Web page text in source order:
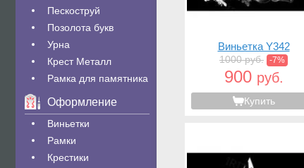
Пескоструй
Позолота букв
Урна
Крест Металл
Рамка для памятника
Оформление
Виньетки
Рамки
Крестики
Виньетка Y342
1000 руб. -7%
900 руб.
Купить